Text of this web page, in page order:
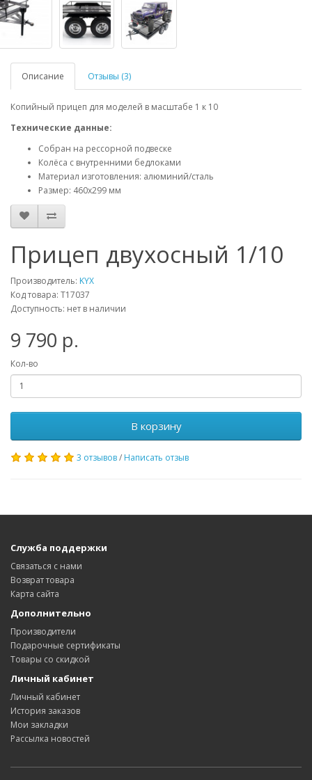
Описание Отзывы (3)
Копийный прицеп для моделей в масштабе 1 к 10
Технические данные:
Собран на рессорной подвеске
Колёса с внутренними бедлоками
Материал изготовления: алюминий/сталь
Размер: 460х299 мм
Прицеп двухосный 1/10
Производитель: KYX
Код товара: T17037
Доступность: нет в наличии
9 790 р.
Кол-во
В корзину
3 отзывов/ Написать отзыв
Служба поддержки
Связаться с нами
Возврат товара
Карта сайта
Дополнительно
Производители
Подарочные сертификаты
Товары со скидкой
Личный кабинет
Личный кабинет
История заказов
Мои закладки
Рассылка новостей